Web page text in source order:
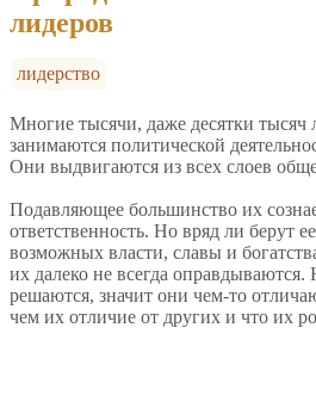
лидеров
лидерство
Многие тысячи, даже десятки тысяч
занимаются политической
Они выдвигаются из всех слоев
Подавляющее большинство их
ответственность. Но вряд ли берут
возможных власти, славы и
их далеко не всегда
решаются, значит они чем-то
чем их отличие от других и что их